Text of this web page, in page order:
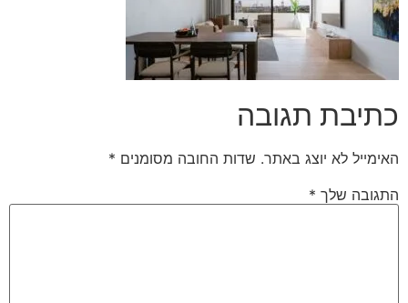
כתיבת תגובה
האימייל לא יוצג באתר. שדות החובה מסומנים *
התגובה שלך *